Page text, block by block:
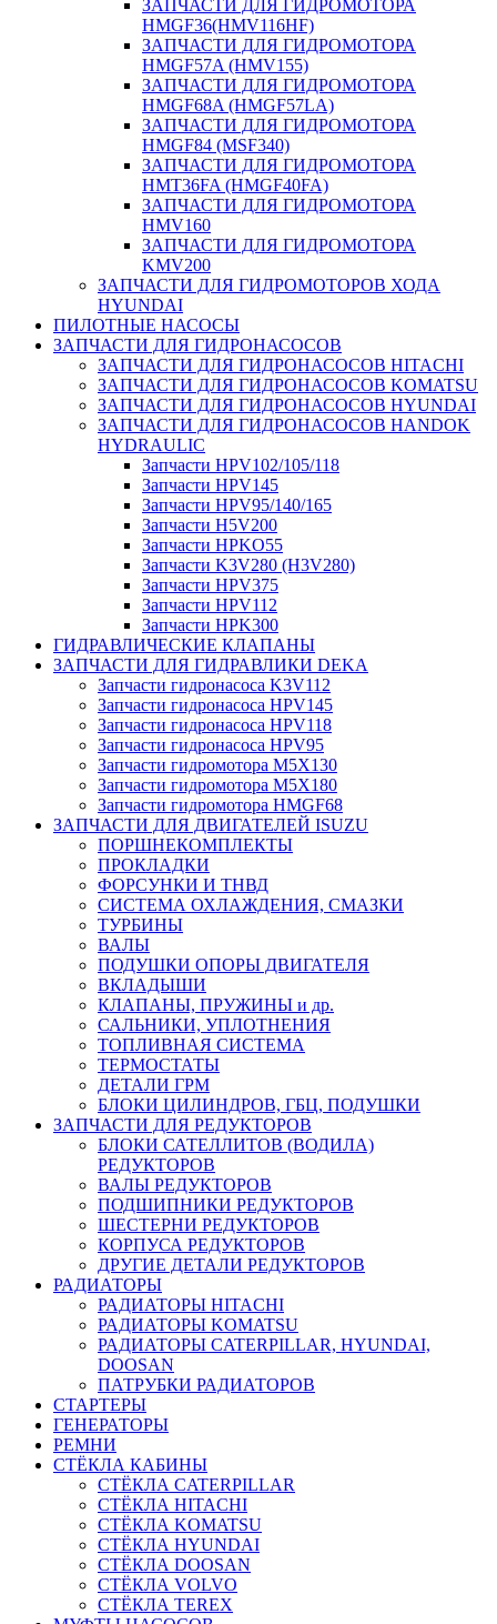
ЗАПЧАСТИ ДЛЯ ГИДРОМОТОРА
HMGF36(HMV116HF)
ЗАПЧАСТИ ДЛЯ ГИДРОМОТОРА
HMGF57A (HMV155)
ЗАПЧАСТИ ДЛЯ ГИДРОМОТОРА
HMGF68A (HMGF57LA)
ЗАПЧАСТИ ДЛЯ ГИДРОМОТОРА
HMGF84 (MSF340)
ЗАПЧАСТИ ДЛЯ ГИДРОМОТОРА
HMT36FA (HMGF40FA)
ЗАПЧАСТИ ДЛЯ ГИДРОМОТОРА
HMV160
ЗАПЧАСТИ ДЛЯ ГИДРОМОТОРА
KMV200
ЗАПЧАСТИ ДЛЯ ГИДРОМОТОРОВ ХОДА
HYUNDAI
ПИЛОТНЫЕ НАСОСЫ
ЗАПЧАСТИ ДЛЯ ГИДРОНАСОСОВ
ЗАПЧАСТИ ДЛЯ ГИДРОНАСОСОВ HITACHI
ЗАПЧАСТИ ДЛЯ ГИДРОНАСОСОВ KOMATSU
ЗАПЧАСТИ ДЛЯ ГИДРОНАСОСОВ HYUNDAI
ЗАПЧАСТИ ДЛЯ ГИДРОНАСОСОВ HANDOK
HYDRAULIC
Запчасти HPV102/105/118
Запчасти HPV145
Запчасти HPV95/140/165
Запчасти H5V200
Запчасти HPKO55
Запчасти K3V280 (H3V280)
Запчасти HPV375
Запчасти HPV112
Запчасти HPK300
ГИДРАВЛИЧЕСКИЕ КЛАПАНЫ
ЗАПЧАСТИ ДЛЯ ГИДРАВЛИКИ DEKA
Запчасти гидронасоса K3V112
Запчасти гидронасоса HPV145
Запчасти гидронасоса HPV118
Запчасти гидронасоса HPV95
Запчасти гидромотора M5X130
Запчасти гидромотора M5X180
Запчасти гидромотора HMGF68
ЗАПЧАСТИ ДЛЯ ДВИГАТЕЛЕЙ ISUZU
ПОРШНЕКОМПЛЕКТЫ
ПРОКЛАДКИ
ФОРСУНКИ И ТНВД
СИСТЕМА ОХЛАЖДЕНИЯ, СМАЗКИ
ТУРБИНЫ
ВАЛЫ
ПОДУШКИ ОПОРЫ ДВИГАТЕЛЯ
ВКЛАДЫШИ
КЛАПАНЫ, ПРУЖИНЫ и др.
САЛЬНИКИ, УПЛОТНЕНИЯ
ТОПЛИВНАЯ СИСТЕМА
ТЕРМОСТАТЫ
ДЕТАЛИ ГРМ
БЛОКИ ЦИЛИНДРОВ, ГБЦ, ПОДУШКИ
ЗАПЧАСТИ ДЛЯ РЕДУКТОРОВ
БЛОКИ САТЕЛЛИТОВ (ВОДИЛА)
РЕДУКТОРОВ
ВАЛЫ РЕДУКТОРОВ
ПОДШИПНИКИ РЕДУКТОРОВ
ШЕСТЕРНИ РЕДУКТОРОВ
КОРПУСА РЕДУКТОРОВ
ДРУГИЕ ДЕТАЛИ РЕДУКТОРОВ
РАДИАТОРЫ
РАДИАТОРЫ HITACHI
РАДИАТОРЫ KOMATSU
РАДИАТОРЫ CATERPILLAR, HYUNDAI,
DOOSAN
ПАТРУБКИ РАДИАТОРОВ
СТАРТЕРЫ
ГЕНЕРАТОРЫ
РЕМНИ
СТЁКЛА КАБИНЫ
СТЁКЛА CATERPILLAR
СТЁКЛА HITACHI
СТЁКЛА KOMATSU
СТЁКЛА HYUNDAI
СТЁКЛА DOOSAN
СТЁКЛА VOLVO
СТЁКЛА TEREX